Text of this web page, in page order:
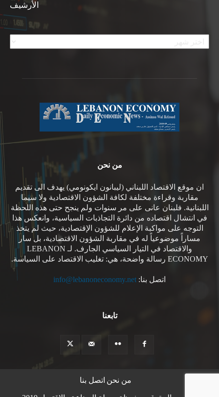
الأرشيف
الأرشيف
من نحن
ان موقع الاقتصاد اللبناني (ليبانون ايكونومي) يهدف الى تقديم
مقاربة وقراءة مختلفة لكافة الشؤون الاقتصادية ولا سيما
اللبنانية. فلبنان عانى على مر سنوات ولم ينجح حتى هذه اللحظة
في انتشال اقتصاده من دائرة التجاذبات السياسية، وانعكس هذا
التوجه على مواكبة الإعلام للشؤون الإقتصادية، حيث لم يتخذ
مساراً موضوعياً له في مقاربة الشؤون الاقتصادية، بل سار
والاقتصاد في التيار السياسي الجارف. لـ LEBANON
ECONOMY رسالة واضحة، هي: تغليب الاقتصاد على السياسة.
اتصل بنا: info@lebanoneconomy.net
تابعنا
من نحن اتصل بنا